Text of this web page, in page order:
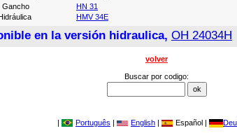
Gancho
HN 31
HMV 34E
en la versión hidraulica, OH 24034H
volver
Buscar por codigo:
| Português | English | Español |